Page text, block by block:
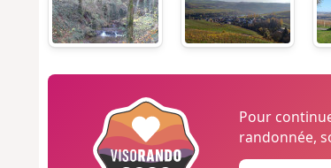
Pour
randonnée,